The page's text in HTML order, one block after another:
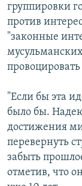
группировки
против
"законные
"Если бы эта
было бы.
достижения
перевернуть
забыть
отметив, что